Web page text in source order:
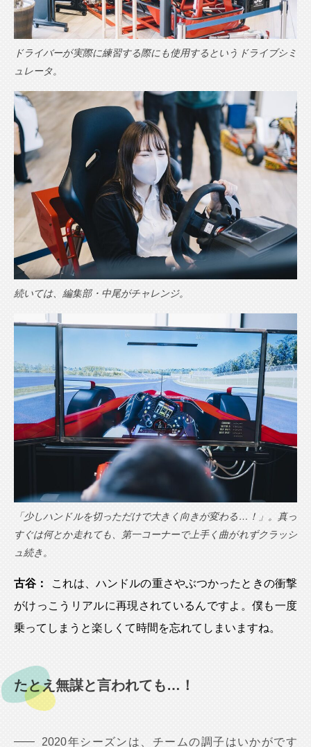
ドライバーが実際に練習する際にも使用するというドライブシミ
ュレータ。
続いては、編集部・中尾がチャレンジ。
「少しハンドルを切っただけで大きく向きが変わる…！」。真っ
すぐは何とか走れても、第一コーナーで上手く曲がれずクラッシ
ュ続き。
古谷：
これは、ハンドルの重さやぶつかったときの衝撃
がけっこうリアルに再現されているんですよ。僕も一度
乗ってしまうと楽しくて時間を忘れてしまいますね。
たとえ無謀と言われても…！
2020年シーズンは、チームの調子はいかがです